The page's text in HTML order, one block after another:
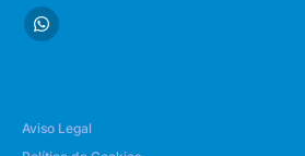
Aviso Legal